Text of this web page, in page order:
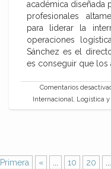
académica diseñada
profesionales
para liderar la
operaciones
Sánchez es el
es conseguir que los
Comentarios
Internacional, Logística
Primera
« 10 20